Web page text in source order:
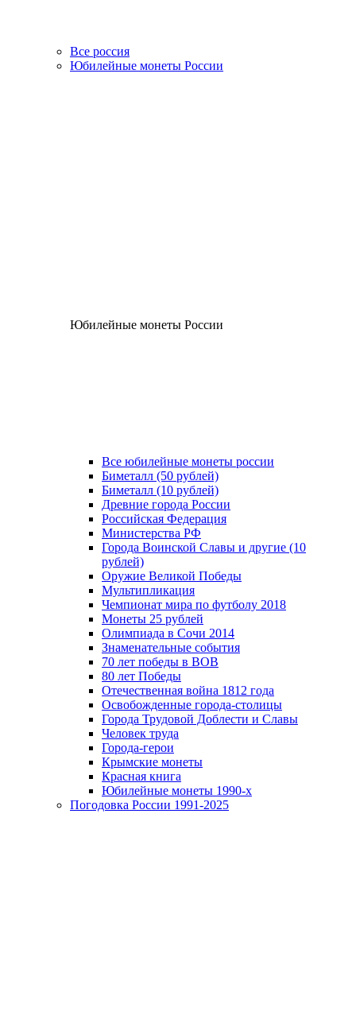
Все россия
Юбилейные монеты России
Юбилейные монеты России
Все юбилейные монеты россии
Биметалл (50 рублей)
Биметалл (10 рублей)
Древние города России
Российская Федерация
Министерства РФ
Города Воинской Славы и другие (10
рублей)
Оружие Великой Победы
Мультипликация
Чемпионат мира по футболу 2018
Монеты 25 рублей
Олимпиада в Сочи 2014
Знаменательные события
70 лет победы в ВОВ
80 лет Победы
Отечественная война 1812 года
Освобожденные города-столицы
Города Трудовой Доблести и Славы
Человек труда
Города-герои
Крымские монеты
Красная книга
Юбилейные монеты 1990-х
Погодовка России 1991-2025